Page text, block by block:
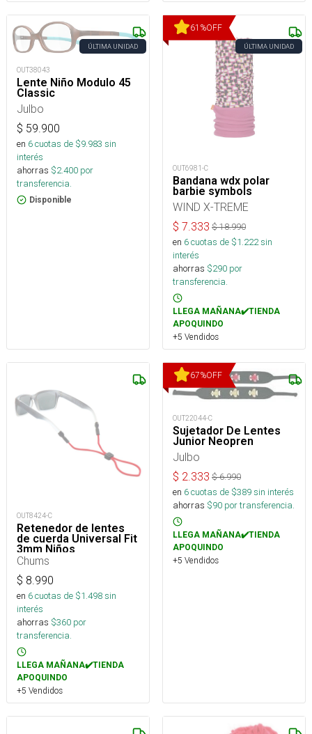
ÚLTIMA UNIDAD
OUT38043
Lente Niño Modulo 45
Classic
Julbo
$ 59.900
en 6cuotas de $9.983 sin
interés
ahorras $2.400 por
transferencia.
Disponible
61 %OFF
ÚLTIMA UNIDAD
OUT6981-C
Bandana wdx polar
barbie symbols
WIND X-TREME
$ 7.333 $18.990
en 6cuotas de $1.222sin
interés
ahorras $290 por
transferencia.
LLEGA MAÑANA✔️TIENDA
APOQUINDO
+5 Vendidos
OUT8424-C
Retenedor de lentes
de cuerda Universal Fit
3mm Niños
Chums
$ 8.990
en 6cuotas de $1.498sin
interés
ahorras $360 por
transferencia.
LLEGA MAÑANA✔️TIENDA
APOQUINDO
+5 Vendidos
67%OFF
OUT22044-C
Sujetador De Lentes
Junior Neopren
Julbo
$ 2.333 $6.990
en 6cuotas de $389sin interés
ahorras $90 por transferencia.
LLEGA MAÑANA✔️TIENDA
APOQUINDO
+5 Vendidos